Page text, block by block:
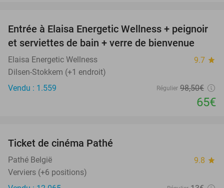
34%
Entrée à Elaisa Energetic Wellness + peignoir
et serviettes de bain + verre de bienvenue
Elaisa Energetic Wellness 9.7 star
Dilsen-Stokkem (+1 endroit)
Vendu : 1.559
Régulier 98,50€
65€
Ticket de cinéma Pathé
Pathé België 9.8 star
Verviers (+6 positions)